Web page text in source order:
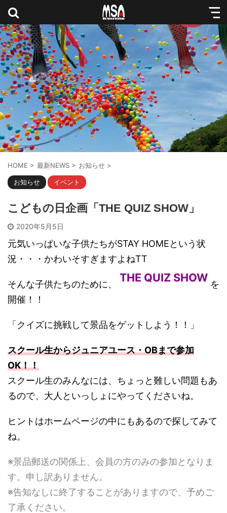
HOME > 最新NEWS > お知らせ >
お知らせ イベント
こどもの日企画「THE QUIZ SHOW」
2020年5月5日
元気いっぱいな子供たちがSTAY HOMEという状
況・・・かわいそすぎますよねTT
そんな子供たちのために、 THE QUIZ SHOW を
開催！！
「クイズに挑戦して景品をゲットしよう！！」
スクール生からジュニアユース・OBまで参加
OK！！
スクール生のみんなには、ちょっと難しい問題もあ
るので、大人といっしょにやってくださいね。
ヒントはホームページの中にもあるので探してみて
ね。
※景品郵送の関係上、会員の方のみの参加となりま
す。申し訳ありません。
※告知なしに終了することがありますので、予めご
了承ください。